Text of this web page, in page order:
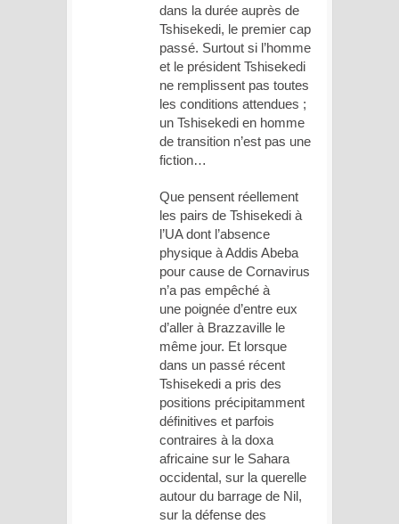
dans la durée auprès de
Tshisekedi, le premier cap
passé. Surtout si l’homme
et le président Tshisekedi
ne remplissent pas toutes
les conditions attendues ;
un Tshisekedi en homme
de transition n’est pas une
fiction…
Que pensent réellement
les pairs de Tshisekedi à
l’UA dont l’absence
physique à Addis Abeba
pour cause de Cornavirus
n’a pas empêché à
une poignée d’entre eux
d’aller à Brazzaville le
même jour. Et lorsque
dans un passé récent
Tshisekedi a pris des
positions précipitamment
définitives et parfois
contraires à la doxa
africaine sur le Sahara
occidental, sur la querelle
autour du barrage de Nil,
sur la défense des